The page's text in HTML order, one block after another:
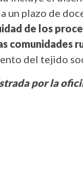
un plazo de
de los
comunidades
del tejido
por la